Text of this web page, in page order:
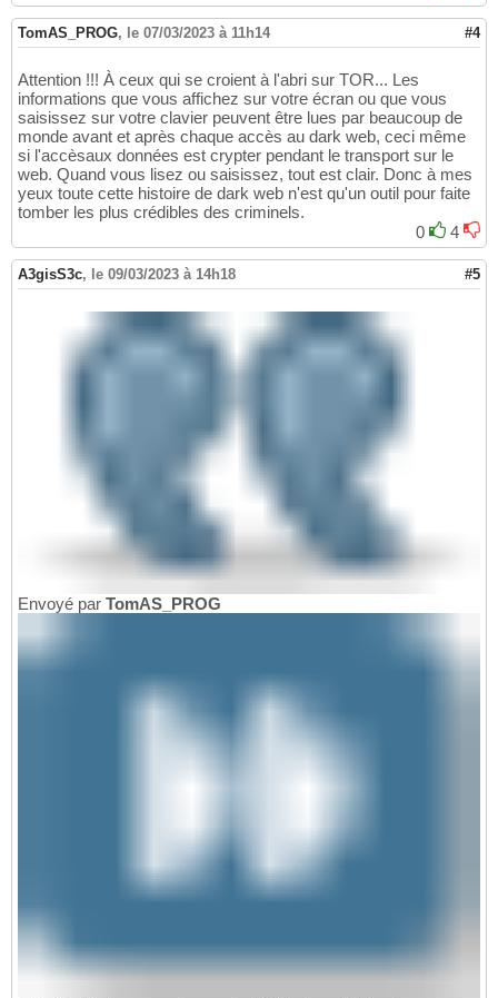
TomAS_PROG, le 07/03/2023 à 11h14 #4
Attention !!! À ceux qui se croient à l'abri sur TOR... Les
informations que vous affichez sur votre écran ou que vous
saisissez sur votre clavier peuvent être lues par beaucoup de
monde avant et après chaque accès au dark web, ceci même
si l'accèsaux données est crypter pendant le transport sur le
web. Quand vous lisez ou saisissez, tout est clair. Donc à mes
yeux toute cette histoire de dark web n'est qu'un outil pour faite
tomber les plus crédibles des criminels.
0
4
A3gisS3c, le 09/03/2023 à 14h18 #5
Envoyé par TomAS_PROG